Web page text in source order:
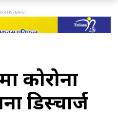
कोरोना
डिस्चार्ज